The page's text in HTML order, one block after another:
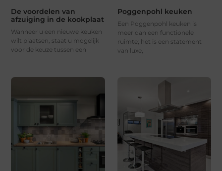
De voordelen van
afzuiging in de kookplaat
Wanneer u een nieuwe keuken
wilt plaatsen, staat u mogelijk
voor de keuze tussen een
Poggenpohl keuken
Een Poggenpohl keuken is
meer dan een functionele
ruimte; het is een statement
van luxe,